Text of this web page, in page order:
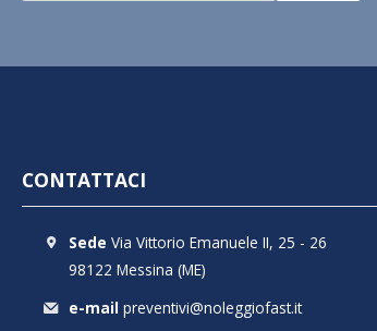
CONTATTACI
Sede Via Vittorio Emanuele II, 25 - 26
98122 Messina (ME)
e-mail preventivi@noleggiofast.it